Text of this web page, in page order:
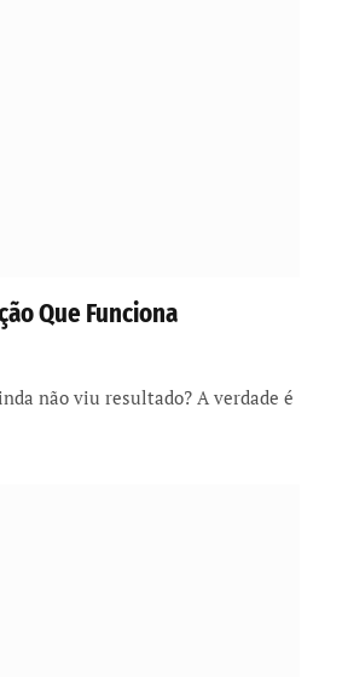
Que Funciona
não viu resultado? A verdade é